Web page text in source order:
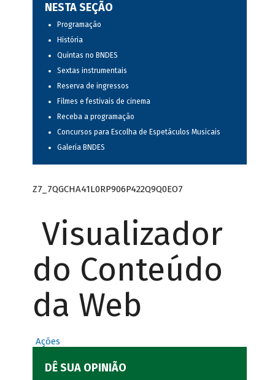
NESTA SEÇÃO
Programação
História
Quintas no BNDES
Sextas instrumentais
Reserva de ingressos
Filmes e festivais de cinema
Receba a programação
Concursos para Escolha de Espetáculos Musicais
Galeria BNDES
Z7_7QGCHA41L0RP906P422Q9Q0EO7
Visualizador
do Conteúdo
da Web
Ações
DÊ SUA OPINIÃO